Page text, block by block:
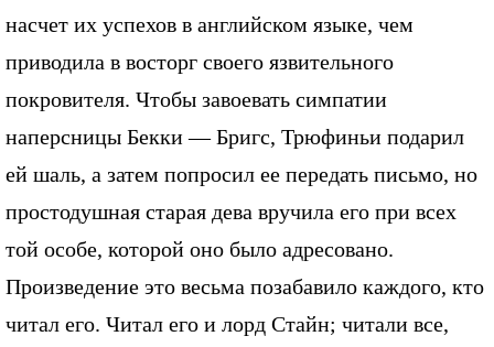
насчет их успехов в английском языке, чем
приводила в восторг своего язвительного
покровителя. Чтобы завоевать симпатии
наперсницы Бекки — Бригс, Трюфиньи подарил
ей шаль, а затем попросил ее передать письмо, но
простодушная старая дева вручила его при всех
той особе, которой оно было адресовано.
Произведение это весьма позабавило каждого, кто
читал его. Читал его и лорд Стайн; читали все,